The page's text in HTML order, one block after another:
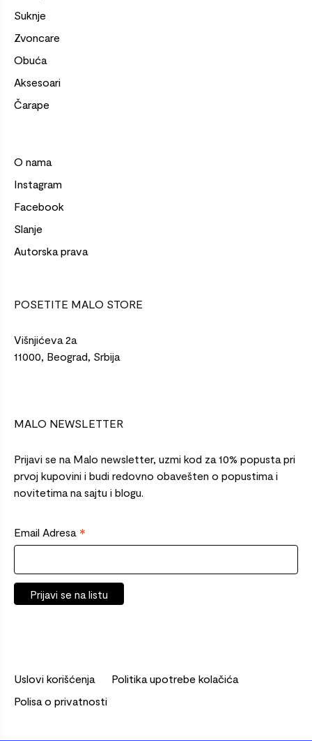
Suknje
Zvoncare
Obuća
Aksesoari
Čarape
O nama
Instagram
Facebook
Slanje
Autorska prava
POSETITE MALO STORE
Višnjićeva 2a
11000, Beograd, Srbija
MALO NEWSLETTER
Prijavi se na Malo newsletter, uzmi kod za 10% popusta pri
prvoj kupovini i budi redovno obavešten o popustima i
novitetima na sajtu i blogu.
Email Adresa *
Uslovi korišćenja
Politika upotrebe kolačića
Polisa o privatnosti